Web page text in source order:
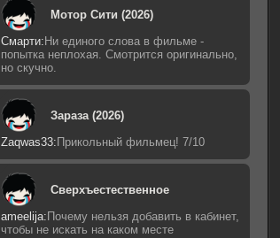
Мотор Сити (2026)
Смарти: Ни единого слова в фильме -
попытка неплохая. Смотрится оригинально,
но скучно.
Зараза (2026)
Zaqwas33: Прикольный фильмец! 7/10
Сверхъестественное
ameelija: Почему нельзя добавить в кабинет,
чтобы не искать на каком месте